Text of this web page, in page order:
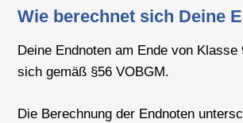
Wie berechnet sich Deine
Deine Endnoten am Ende von Klasse
sich gemäß §56 VOBGM.
Die Berechnung der Endnoten